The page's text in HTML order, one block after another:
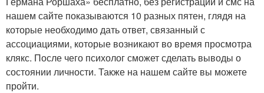
нашем сайте показываются 10 разных пятен, глядя на
которые необходимо дать ответ, связанный с
ассоциациями, которые возникают во время просмотра
клякс. После чего психолог сможет сделать выводы о
состоянии личности. Также на нашем сайте вы можете
пройти.